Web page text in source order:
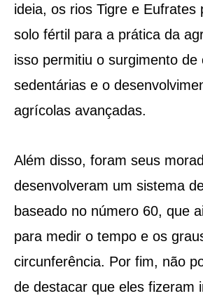
ideia, os rios Tigre e Eufrates
solo fértil para a prática da
isso permitiu o surgimento de
sedentárias e o
agrícolas avançadas.
Além disso, foram seus
desenvolveram um sistema
baseado no número 60, que
para medir o tempo e os
circunferência. Por fim, não
de destacar que eles fizeram